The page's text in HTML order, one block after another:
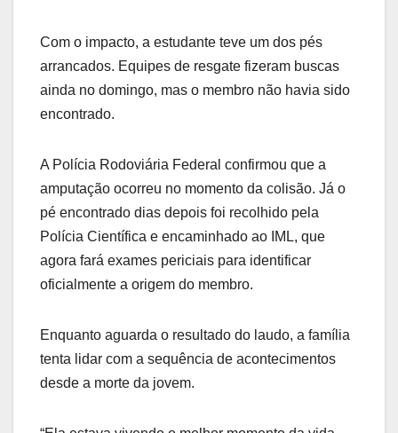
Com o impacto, a estudante teve um dos pés
arrancados. Equipes de resgate fizeram buscas
ainda no domingo, mas o membro não havia sido
encontrado.
A Polícia Rodoviária Federal confirmou que a
amputação ocorreu no momento da colisão. Já o
pé encontrado dias depois foi recolhido pela
Polícia Científica e encaminhado ao IML, que
agora fará exames periciais para identificar
oficialmente a origem do membro.
Enquanto aguarda o resultado do laudo, a família
tenta lidar com a sequência de acontecimentos
desde a morte da jovem.